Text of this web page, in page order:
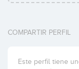
COMPARTIR PERFIL
Este perfil tiene